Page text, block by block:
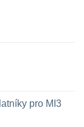
pro MI3